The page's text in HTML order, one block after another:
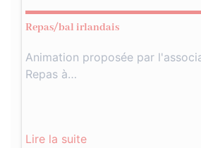
Repas/bal irlandais
Animation proposée par
Repas à…
Lire la suite